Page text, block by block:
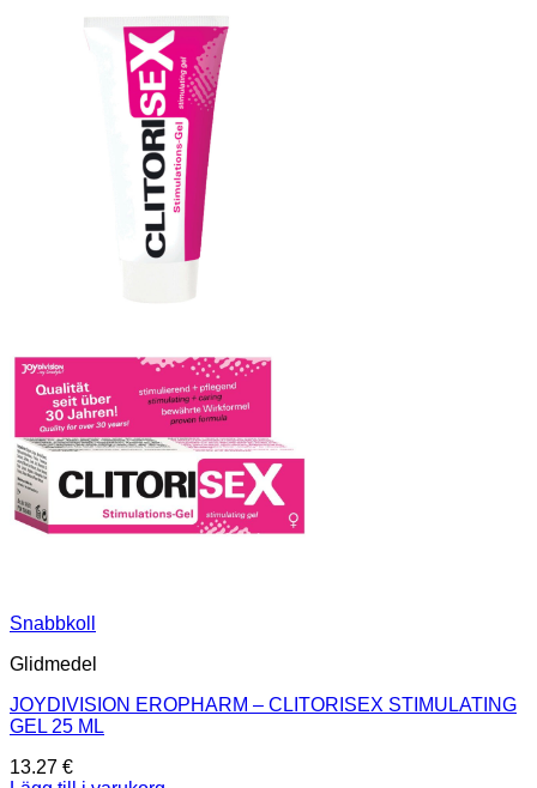
Snabbkoll
Glidmedel
JOYDIVISION EROPHARM – CLITORISEX STIMULATING
GEL 25 ML
13.27 €